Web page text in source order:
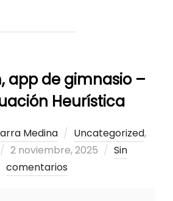
app de gimnasio –
Heurística
Medina Uncategorized,
Publicado
el
2 noviembre, 2025
Sin
comentarios